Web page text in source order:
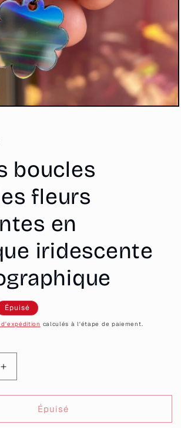
boucles
fleurs
en
iridescente
Épuisé
d'expédition calculés à l'étape de paiement.
Augmenter
la
quantité
Petites
Épuisé